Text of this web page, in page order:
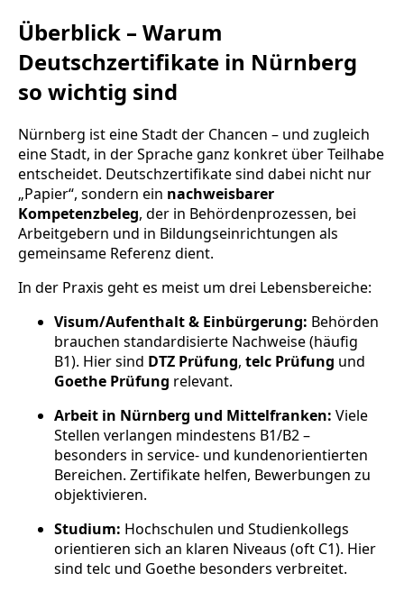
Überblick – Warum
Deutschzertifikate in Nürnberg
so wichtig sind
Nürnberg ist eine Stadt der Chancen – und zugleich
eine Stadt, in der Sprache ganz konkret über Teilhabe
entscheidet. Deutschzertifikate sind dabei nicht nur
„Papier“, sondern ein nachweisbarer
Kompetenzbeleg, der in Behördenprozessen, bei
Arbeitgebern und in Bildungseinrichtungen als
gemeinsame Referenz dient.
In der Praxis geht es meist um drei Lebensbereiche:
Visum/Aufenthalt & Einbürgerung: Behörden
brauchen standardisierte Nachweise (häufig
B1). Hier sind DTZ Prüfung, telc Prüfung und
Goethe Prüfung relevant.
Arbeit in Nürnberg und Mittelfranken: Viele
Stellen verlangen mindestens B1/B2 –
besonders in service- und kundenorientierten
Bereichen. Zertifikate helfen, Bewerbungen zu
objektivieren.
Studium: Hochschulen und Studienkollegs
orientieren sich an klaren Niveaus (oft C1). Hier
sind telc und Goethe besonders verbreitet.